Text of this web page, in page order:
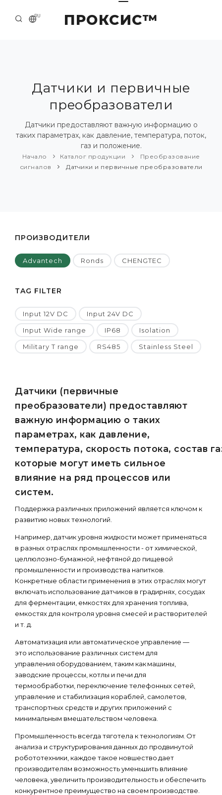
ПРОКСИС™
RU
О КОМПАНИИ
ПРИМЕРЫ И РЕШЕНИЯ
КАТАЛОГ ПРОДУКЦИИ
Датчики и первичные
преобразователи
Датчики предоставляют важную информацию о
таких параметрах, как давление, температура, поток,
газ и положение.
Начало Каталог продукции
Преобразование
сигналов
Датчики и первичные преобразователи
ПРОИЗВОДИТЕЛИ
Advantech Ronds CHENGTEC
TAG FILTER
Input 12V DC Input 24V DC
Input Wide range IP68 Isolation
Military T range RS485 Stainless Steel
Датчики (первичные
преобразователи) предоставляют
важную информацию о таких
параметрах, как давление,
температура, скорость потока, состав
которые могут иметь сильное
влияние на ряд процессов или
систем.
Поддержка различных приложений является ключом к
развитию новых технологий.
Например, датчик уровня жидкости может применяться
в разных отраслях промышленности - от химической,
целлюлозно-бумажной, нефтяной до пищевой
промышленности и производства напитков.
Конкретные области применения в этих отраслях могут
включать использование датчиков в градирнях, сосудах
для ферментации, емкостях для хранения топлива,
емкостях для контроля уровня смесей и растворителей
и т. д.
Автоматизация или автоматическое управление —
это использование различных систем для
управления оборудованием, таким как машины,
заводские процессы, котлы и печи для
термообработки, переключение телефонных сетей,
управление и стабилизация кораблей, самолетов,
транспортных средств и других приложений с
минимальным вмешательством человека.
Промышленность всегда тяготела к технологиям. От
анализа и структурирования данных до продвинутой
робототехники, каждое такое новшество дает
производителям возможность уменьшить влияние
человека, увеличить производительность и обеспечить
конкурентное преимущество на своем производстве.